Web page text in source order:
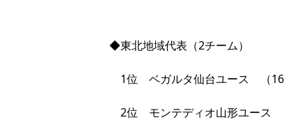
◆東北地域代表（2チーム） （
1位 ベガルタ仙台ユース （16
2位 モンテディオ山形ユース